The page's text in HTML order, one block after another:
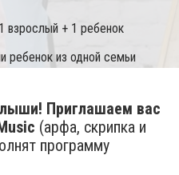
1 взрослый + 1 ребенок
ребенок из одной семьи
Приглашаем вас
(арфа, скрипка и
программу